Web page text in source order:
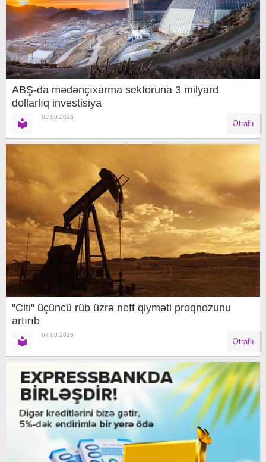
ABŞ-da mədənçıxarma sektoruna 3 milyard
dollarlıq investisiya
08.08.2026
Ətraflı
"Citi" üçüncü rüb üzrə neft qiyməti proqnozunu
artırıb
07.08.2026
Ətraflı